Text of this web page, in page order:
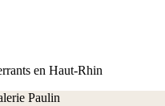
s en Haut-Rhin
Paulin